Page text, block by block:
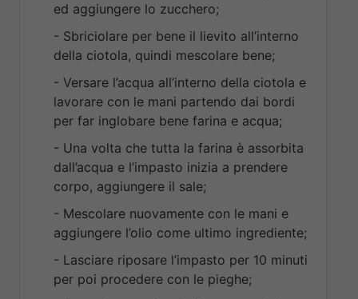
ed aggiungere lo zucchero;
- Sbriciolare per bene il lievito all’interno
della ciotola, quindi mescolare bene;
- Versare l’acqua all’interno della ciotola e
lavorare con le mani partendo dai bordi
per far inglobare bene farina e acqua;
- Una volta che tutta la farina è assorbita
dall’acqua e l’impasto inizia a prendere
corpo, aggiungere il sale;
- Mescolare nuovamente con le mani e
aggiungere l’olio come ultimo ingrediente;
- Lasciare riposare l’impasto per 10 minuti
per poi procedere con le pieghe;